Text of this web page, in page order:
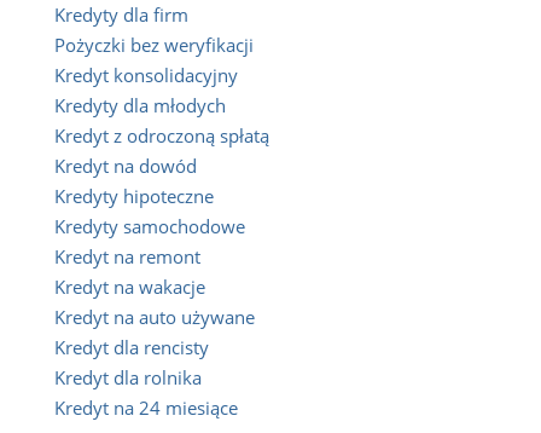
Kredyty dla firm
Pożyczki bez weryfikacji
Kredyt konsolidacyjny
Kredyty dla młodych
Kredyt z odroczoną spłatą
Kredyt na dowód
Kredyty hipoteczne
Kredyty samochodowe
Kredyt na remont
Kredyt na wakacje
Kredyt na auto używane
Kredyt dla rencisty
Kredyt dla rolnika
Kredyt na 24 miesiące